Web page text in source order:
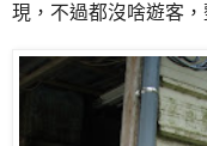
現，不過都沒啥遊客